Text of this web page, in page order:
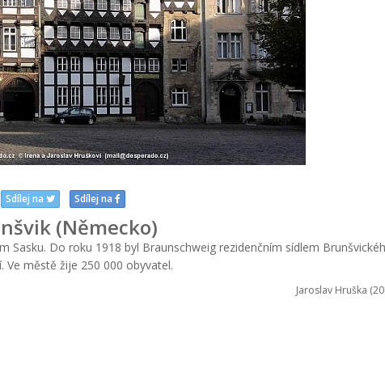
Sdílej na Sdílej na
(Německo)
Sasku. Do roku 1918 byl Braunschweig rezidenčním sídlem
Ve městě žije 250 000 obyvatel.
Jaroslav Hruška